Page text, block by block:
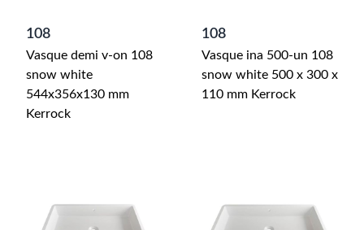
108
Vasque demi v-on 108
snow white
544x356x130 mm
Kerrock
108
Vasque ina 500-un 108
snow white 500 x 300 x
110 mm Kerrock